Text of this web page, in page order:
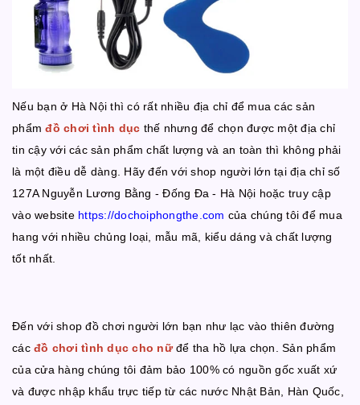
Nếu bạn ở Hà Nội thì có rất nhiều địa chỉ để mua các sản
phẩmđồ chơi tình dục thế nhưng để chọn được một địa chỉ
tin cậy với các sản phẩm chất lượng và an toàn thì không phải
là một điều dễ dàng. Hãy đến với shop người lớn tại địa chỉ số
127A Nguyễn Lương Bằng - Đống Đa - Hà Nội hoặc truy cập
vào website https://dochoiphongthe.com của chúng tôi để mua
hang với nhiều chủng loại, mẫu mã, kiểu dáng và chất lượng
tốt nhất.
Đến với shop đồ chơi người lớn bạn như lạc vào thiên đường
các đồ chơi tình dục cho nữđể tha hồ lựa chọn. Sản phẩm
của cửa hàng chúng tôi đảm bảo 100% có nguồn gốc xuất xứ
và được nhập khẩu trực tiếp từ các nước Nhật Bản, Hàn Quốc,